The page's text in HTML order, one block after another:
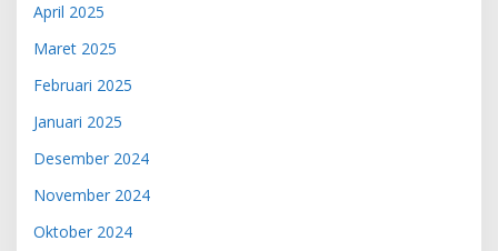
April 2025
Maret 2025
Februari 2025
Januari 2025
Desember 2024
November 2024
Oktober 2024